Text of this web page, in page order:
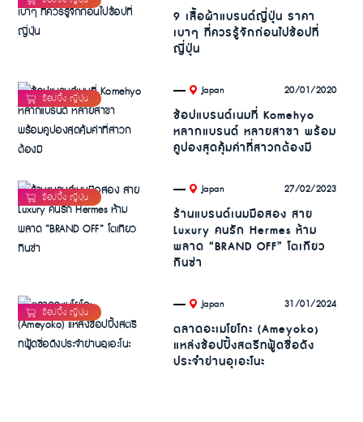
9 เสื้อผ้าแบรนด์ญี่ปุ่น ราคา
เบาๆ ที่ควรรู้จักก่อนไปช้อปที่
ญี่ปุ่น
. Japan 20/01/2020
ช้อปแบรนด์เนมที่ Komehyo
หลากแบรนด์ หลายสาขา พร้อม
คูปองสุดคุ้มค่าที่สาวกต้องมี
. Japan 27/02/2023
ร้านแบรนด์เนมมือสอง สาย
Luxury คนรัก Hermes ห้าม
พลาด “BRAND OFF” โตเกียว
กินซ่า
. Japan 31/01/2024
ตลาดอะเมโยโกะ (Ameyoko)
แหล่งช้อปปิ้งสตรีทฟู้ดชื่อดัง
ประจำย่านอุเอะโนะ